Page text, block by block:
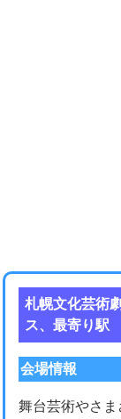
札幌文化芸術
ス、最寄り駅
会場情報
舞台芸術やさ